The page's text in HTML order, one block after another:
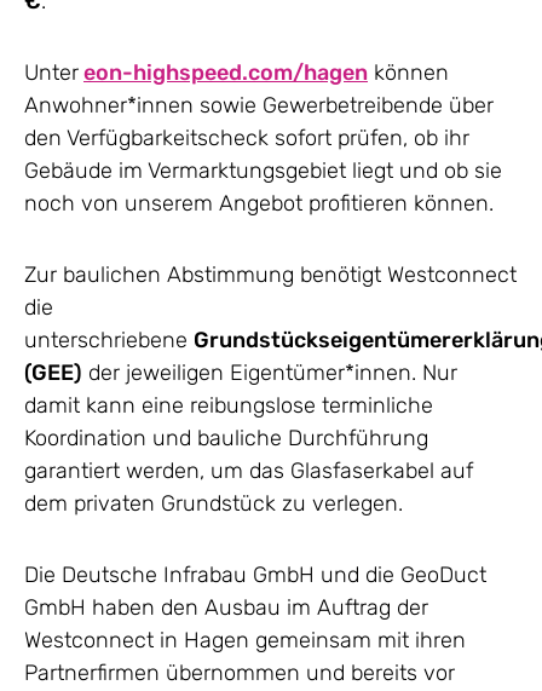
Untereon-highspeed.com/hagen können
Anwohner*innen sowie Gewerbetreibende über
den Verfügbarkeitscheck sofort prüfen, ob ihr
Gebäude im Vermarktungsgebiet liegt und ob sie
noch von unserem Angebot profitieren können.
Zur baulichen Abstimmung benötigt Westconnect
die
unterschriebene
(GEE) der jeweiligen Eigentümer*innen. Nur
damit kann eine reibungslose terminliche
Koordination und bauliche Durchführung
garantiert werden, um das Glasfaserkabel auf
dem privaten Grundstück zu verlegen.
Die Deutsche Infrabau GmbH und die GeoDuct
GmbH haben den Ausbau im Auftrag der
Westconnect in Hagen gemeinsam mit ihren
Partnerfirmen übernommen und bereits vor